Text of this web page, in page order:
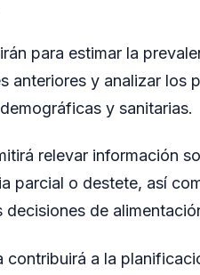
para estimar la
anteriores y analizar los
y sanitarias.
relevar información
parcial o destete, así
de
contribuirá a la